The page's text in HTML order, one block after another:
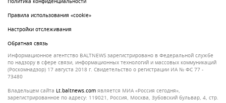
Правила использования «cookie»
Настройки отслеживания
Обратная связь
Информационное агентство BALTNEWS зарегистрировано в Федеральной службе
по надзору в сфере связи, информационных технологий и массовых коммуникаций
(Роскомнадзор) 17 августа 2018 г. Свидетельство о регистрации ИА № ФС 77 -
73480
Владельцем сайта lt.baltnews.com является МИА «Россия сегодня»,
зарегистрированное по адресу: 119021, Россия, Москва, Зубовский бульвар, 4, стр.